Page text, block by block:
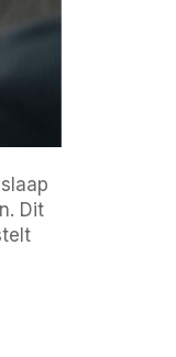
Dit